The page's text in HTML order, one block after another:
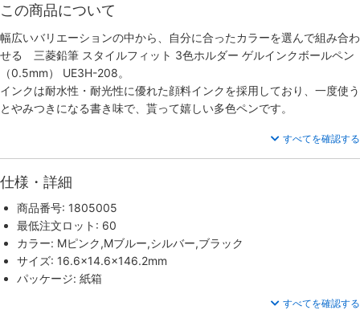
この商品について
幅広いバリエーションの中から、自分に合ったカラーを選んで組み合わ
せる 三菱鉛筆 スタイルフィット 3色ホルダー ゲルインクボールペン
（0.5mm） UE3H-208。
インクは耐水性・耐光性に優れた顔料インクを採用しており、一度使う
とやみつきになる書き味で、貰って嬉しい多色ペンです。
すべてを確認する
仕様・詳細
商品番号: 1805005
最低注文ロット: 60
カラー: Mピンク,Mブルー,シルバー,ブラック
サイズ: 16.6×14.6×146.2mm
パッケージ: 紙箱
すべてを確認する